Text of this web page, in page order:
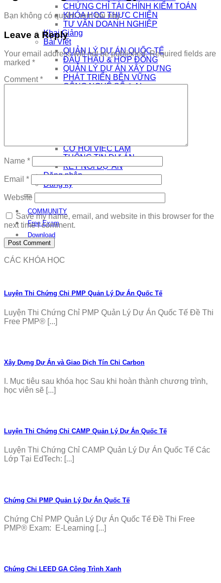
CHỨNG CHỈ TÀI CHÍNH KIỂM TOÁN
KHÓA HỌC THỰC CHIẾN
TƯ VẤN DOANH NGHIỆP
Khai Giảng
Bài Viết
QUẢN LÝ DỰ ÁN QUỐC TẾ
ĐẤU THẦU & HỢP ĐỒNG
QUẢN LÝ DỰ ÁN XÂY DỰNG
PHÁT TRIỂN BỀN VỮNG
CÔNG NGHỆ SỐ & AI
CƠ HỘI VIỆC LÀM
THÔNG TIN DỰ ÁN
KẾT NỐI DỰ ÁN
Đăng nhập
Đăng ký
COMMUNITY
Free Exam
Download
Bạn không có quyền xem bài này
Leave a Reply
Your email address will not be published. Required fields are
marked *
Comment*
Name *
Email *
Website
Save my name, email, and website in this browser for the
next time I comment.
CÁC KHÓA HỌC
Luyện Thi Chứng Chỉ PMP Quản Lý Dự Án Quốc Tế
Luyện Thi Chứng Chỉ PMP Quản Lý Dự Án Quốc Tế Đề Thi
Free PMP® [...]
Xây Dựng Dự Án và Giao Dịch Tín Chỉ Carbon
I. Mục tiêu sau khóa học Sau khi hoàn thành chương trình,
học viên sẽ [...]
Luyện Thi Chứng Chỉ CAMP Quản Lý Dự Án Quốc Tế
Luyện Thi Chứng Chỉ CAMP Quản Lý Dự Án Quốc Tế Các
Lớp Tại EdTech: [...]
Chứng Chỉ PMP Quản Lý Dự Án Quốc Tế
Chứng Chỉ PMP Quản Lý Dự Án Quốc Tế Đề Thi Free
PMP® Exam: E-Learning [...]
Chứng Chỉ LEED GA Công Trình Xanh